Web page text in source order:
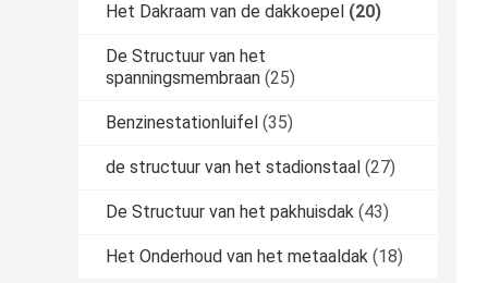
Het Dakraam van de dakkoepel (20)
De Structuur van het
spanningsmembraan (25)
Benzinestationluifel (35)
de structuur van het stadionstaal (27)
De Structuur van het pakhuisdak (43)
Het Onderhoud van het metaaldak (18)